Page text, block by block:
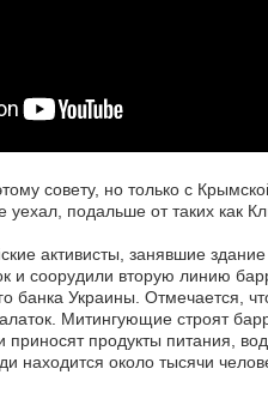
совету, но только с
уехал, подальше от таких как
активисты, занявшие
и соорудили вторую линию
банка Украины. Отмечается,
Митингующие строят
продукты питания,
находится около тысячи